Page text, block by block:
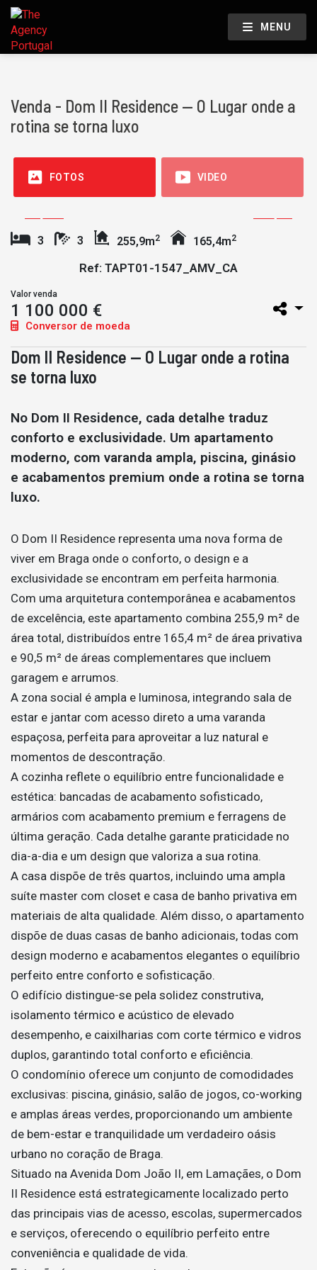
MENU
Venda - Dom II Residence — O Lugar onde a
rotina se torna luxo
FOTOS VIDEO
3 3 255,9m2 165,4m2
Ref: TAPT01-1547_AMV_CA
Valor venda
1 100 000 €
Conversor de moeda
Dom II Residence — O Lugar onde a rotina
se torna luxo
No Dom II Residence, cada detalhe traduz
conforto e exclusividade. Um apartamento
moderno, com varanda ampla, piscina, ginásio
e acabamentos premium onde a rotina se torna
luxo.
O Dom II Residence representa uma nova forma de
viver em Braga onde o conforto, o design e a
exclusividade se encontram em perfeita harmonia.
Com uma arquitetura contemporânea e acabamentos
de excelência, este apartamento combina 255,9 m² de
área total, distribuídos entre 165,4 m² de área privativa
e 90,5 m² de áreas complementares que incluem
garagem e arrumos.
A zona social é ampla e luminosa, integrando sala de
estar e jantar com acesso direto a uma varanda
espaçosa, perfeita para aproveitar a luz natural e
momentos de descontração.
A cozinha reflete o equilíbrio entre funcionalidade e
estética: bancadas de acabamento sofisticado,
armários com acabamento premium e ferragens de
última geração. Cada detalhe garante praticidade no
dia-a-dia e um design que valoriza a sua rotina.
A casa dispõe de três quartos, incluindo uma ampla
suíte master com closet e casa de banho privativa em
materiais de alta qualidade. Além disso, o apartamento
dispõe de duas casas de banho adicionais, todas com
design moderno e acabamentos elegantes o equilíbrio
perfeito entre conforto e sofisticação.
O edifício distingue-se pela solidez construtiva,
isolamento térmico e acústico de elevado
desempenho, e caixilharias com corte térmico e vidros
duplos, garantindo total conforto e eficiência.
O condomínio oferece um conjunto de comodidades
exclusivas: piscina, ginásio, salão de jogos, co-working
e amplas áreas verdes, proporcionando um ambiente
de bem-estar e tranquilidade um verdadeiro oásis
urbano no coração de Braga.
Situado na Avenida Dom João II, em Lamaçães, o Dom
II Residence está estrategicamente localizado perto
das principais vias de acesso, escolas, supermercados
e serviços, oferecendo o equilíbrio perfeito entre
conveniência e qualidade de vida.